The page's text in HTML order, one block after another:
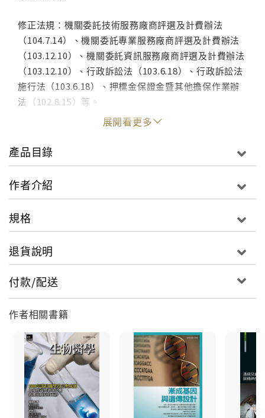
修正法規：機關委託技術服務廠商評選及計費辦法
（104.7.14）、機關委託專業服務廠商評選及計費辦法
（103.12.10）、機關委託資訊服務廠商評選及計費辦法
（103.12.10）、行政訴訟法（103.6.18）、行政訴訟法
施行法（103.6.18）、押標金保證金暨其他擔保作業辦
法（102.8.15）等。
展開看更多
產品目錄
作者介紹
規格
退貨說明
付款/配送
作者相關書籍